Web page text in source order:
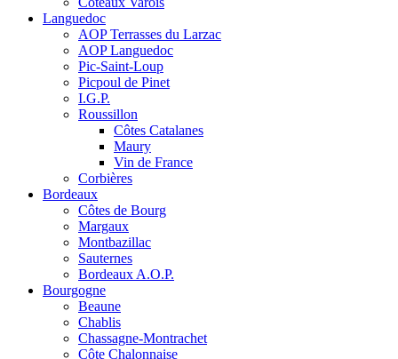
Languedoc
AOP Terrasses du Larzac
AOP Languedoc
Pic-Saint-Loup
Picpoul de Pinet
I.G.P.
Roussillon
Côtes Catalanes
Maury
Vin de France
Corbières
Bordeaux
Côtes de Bourg
Margaux
Montbazillac
Sauternes
Bordeaux A.O.P.
Bourgogne
Beaune
Chablis
Chassagne-Montrachet
Côte Chalonnaise